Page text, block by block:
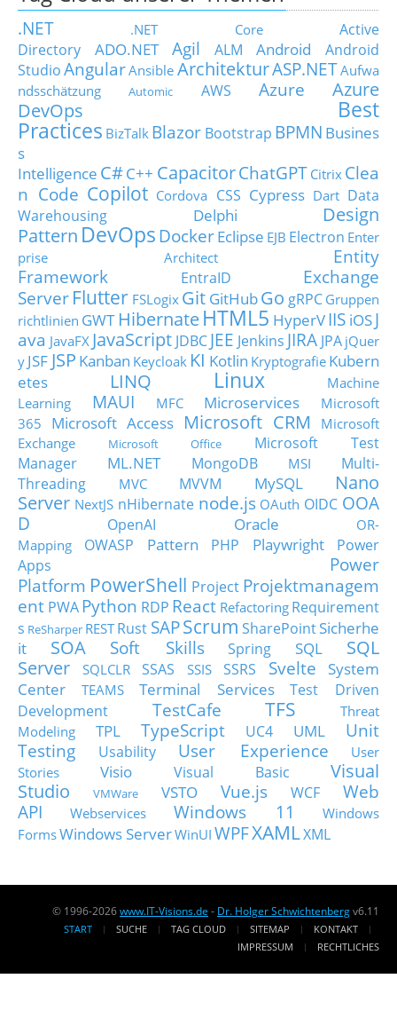
.NET .NET Core
Active
Directory
ADO.NET Agil ALM Android
Android
StudioAngularAnsible ArchitekturASP.NETAufwa
ndsschätzung
Automic AWS Azure
Azure
DevOps
Best
Practices BizTalk Blazor Bootstrap BPMN Busines
s
Intelligence C#C++ CapacitorChatGPT Citrix Clea
n Code Copilot Cordova CSS Cypress Dart Data
Warehousing
Delphi
Design
Pattern DevOps DockerEclipse EJB Electron Enter
prise Architect
Entity
Framework
EntraID
Exchange
Server Flutter FSLogix Git GitHubGo gRPC Gruppen
richtlinien GWT HibernateHTML5 HyperVIIS iOSJ
ava JavaFX JavaScript JDBC JEE Jenkins JIRA JPA jQuer
y JSF JSP Kanban Keycloak KI Kotlin Kryptografie Kubern
etes
LINQ Linux
Machine
Learning
MAUI MFC Microservices
Microsoft
365
Microsoft Access Microsoft CRM
Microsoft
Exchange
Microsoft Office
Microsoft Test
Manager
ML.NET MongoDB MSI
Multi-
Threading
MVC MVVM MySQL
Nano
Server NextJS nHibernate node.js OAuth OIDC OOA
D
OpenAI Oracle
OR-
Mapping
OWASP Pattern PHP Playwright
Power
Apps
Power
Platform PowerShell Project Projektmanagem
ent PWA Python RDP React Refactoring Requirement
s ReSharper RESTRust SAPScrum SharePointSicherhe
it
SOA Soft Skills Spring SQL
SQL
Server
SQLCLR SSAS SSIS SSRS Svelte
System
Center
TEAMS Terminal Services
Test Driven
Development
TestCafe TFS
Threat
Modeling
TPL TypeScript UC4 UML
Unit
Testing
Usability User Experience
User
Stories
Visio Visual Basic
Visual
Studio
VMWare VSTO Vue.js WCF
Web
API
Webservices Windows 11
Windows
FormsWindows ServerWinUI WPFXAMLXML
© 1996-2026www.IT-Visions.de - Dr. Holger Schwichtenbergv6.11
START SUCHE TAG CLOUD SITEMAP
KONTAKT
IMPRESSUM
RECHTLICHES